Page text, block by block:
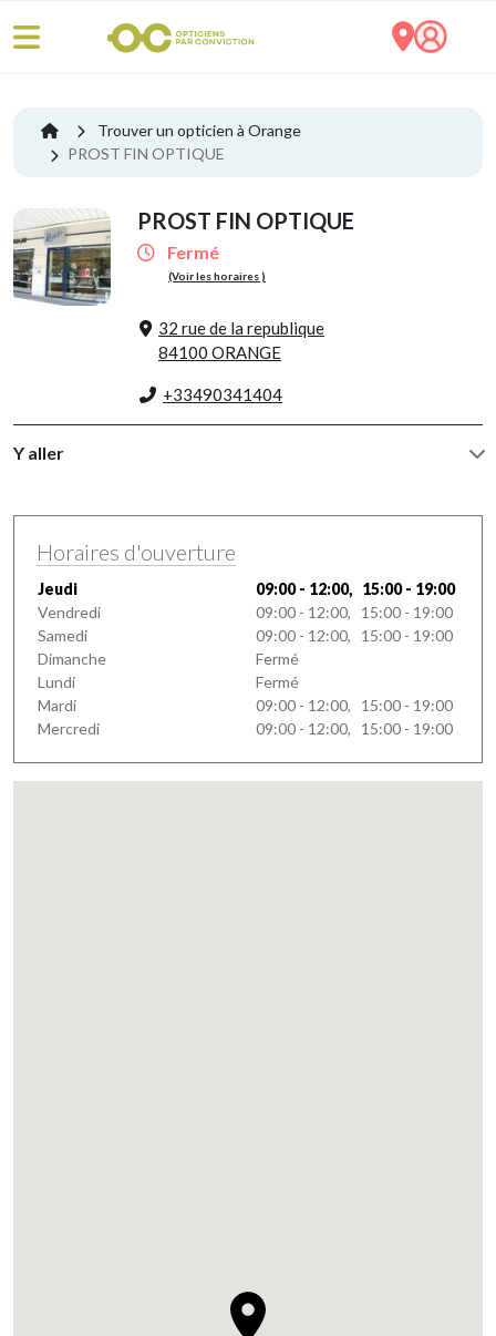
Trouver un opticien à Orange
PROST FIN OPTIQUE
PROST FIN OPTIQUE
Fermé
(Voir les horaires )
32 rue de la republique
84100 ORANGE
+33490341404
Y aller
Horaires d'ouverture
Jeudi
09:00 - 12:00, 15:00 - 19:00
Vendredi
09:00 - 12:00, 15:00 - 19:00
Samedi
09:00 - 12:00, 15:00 - 19:00
Dimanche
Fermé
Lundi
Fermé
Mardi
09:00 - 12:00, 15:00 - 19:00
Mercredi
09:00 - 12:00, 15:00 - 19:00